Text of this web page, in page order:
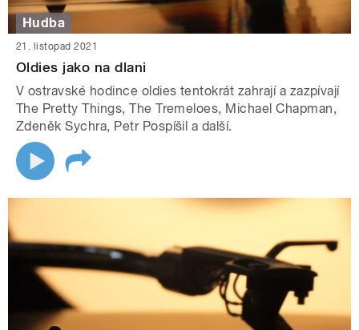
Hudba
21. listopad 2021
Oldies jako na dlani
V ostravské hodince oldies tentokrát zahrají a zazpívají
The Pretty Things, The Tremeloes, Michael Chapman,
Zdeněk Sychra, Petr Pospíšil a další.